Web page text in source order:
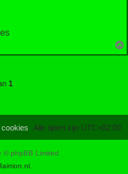
1
Alle tijden zijn UTC+02:00
cookies
© phpBB Limited
.